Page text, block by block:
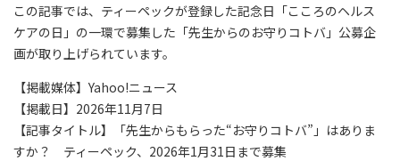
この記事では、ティーペックが登録した記念日「こころのヘルス
ケアの日」の一環で募集した「先生からのお守りコトバ」公募企
画が取り上げられています。
【掲載媒体】Yahoo!ニュース
【掲載日】2026年11月7日
【記事タイトル】「先生からもらった“お守りコトバ”」はありま
すか？ ティーペック、2026年1月31日まで募集